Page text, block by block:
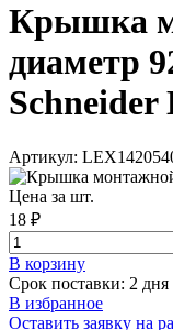
Крышка
диаметр
Schneider
Артикул:
Цена за шт.
18 ₽
В корзинy
Срок поставки: 2 дня
В избранное
Оставить заявку на